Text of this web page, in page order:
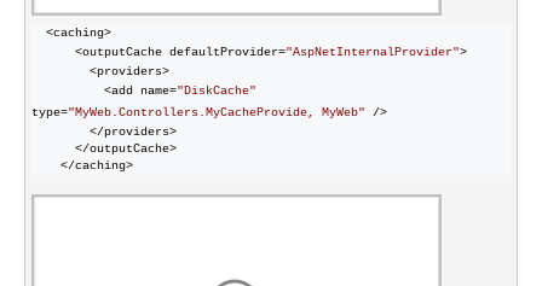
      <outputCache defaultProvider=
"AspNetInternalProvider">
          <add name=
"DiskCache"
type="MyWeb.Controllers.MyCacheProvide, MyWeb" />
    </caching>